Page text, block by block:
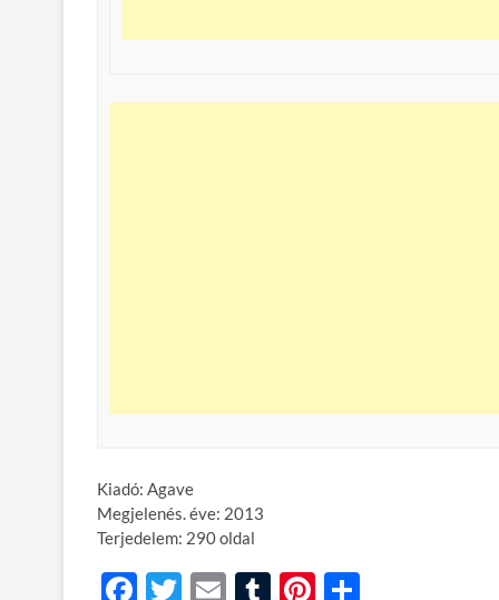
Kiadó: Agave
Megjelenés. éve: 2013
Terjedelem: 290 oldal
F
T
E
T
Pi